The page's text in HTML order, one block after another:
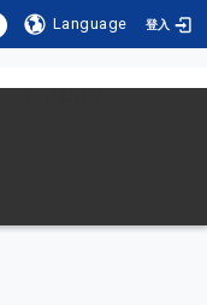
Language 登入